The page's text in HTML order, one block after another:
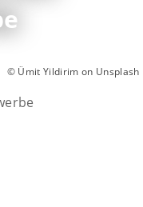
© Ümit Yildirim on Unsplash